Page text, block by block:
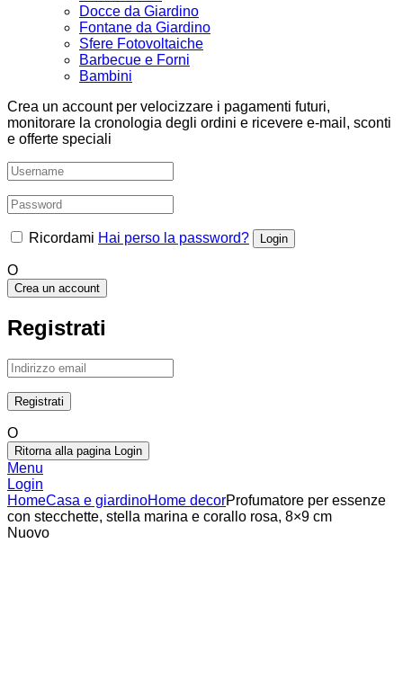
Docce da Giardino
Fontane da Giardino
Sfere Fotovoltaiche
Barbecue e Forni
Bambini
Crea un account per velocizzare i pagamenti futuri,
monitorare la cronologia degli ordini e ricevere e-mail, sconti
e offerte speciali
Ricordami Hai perso la password?
O
Crea un account
Registrati
O
Ritorna alla pagina Login
Menu
Login
HomeCasa e giardinoHome decorProfumatore per essenze
con stecchette, stella marina e corallo rosa, 8×9 cm
Nuovo